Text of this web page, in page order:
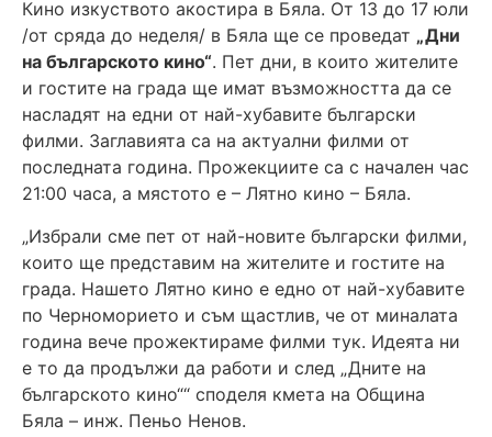
Кино изкуството акостира в Бяла. От 13 до 17 юли
/от сряда до неделя/ в Бяла ще се проведат „Дни
на българското кино“. Пет дни, в които жителите
и гостите на града ще имат възможността да се
насладят на едни от най-хубавите български
филми. Заглавията са на актуални филми от
последната година. Прожекциите са с начален час
21:00 часа, а мястото е – Лятно кино – Бяла.
„Избрали сме пет от най-новите български филми,
които ще представим на жителите и гостите на
града. Нашето Лятно кино е едно от най-хубавите
по Черноморието и съм щастлив, че от миналата
година вече прожектираме филми тук. Идеята ни
е то да продължи да работи и след „Дните на
българското кино““ споделя кмета на Община
Бяла – инж. Пеньо Ненов.